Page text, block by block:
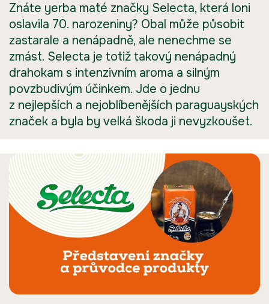
Znáte yerba maté značky Selecta, která loni
oslavila 70. narozeniny? Obal může působit
zastarale a nenápadně, ale nenechme se
zmást. Selecta je totiž takový nenápadný
drahokam s intenzivním aroma a silným
povzbudivým účinkem. Jde o jednu
z nejlepších a nejoblíbenějších paraguayských
značek a byla by velká škoda ji nevyzkoušet.